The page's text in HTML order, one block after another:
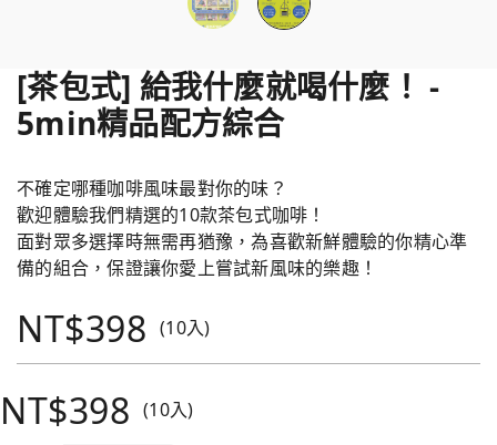
[茶包式] 給我什麼就喝什麼！ -
5min精品配方綜合
不確定哪種咖啡風味最對你的味？
歡迎體驗我們精選的10款茶包式咖啡！
面對眾多選擇時無需再猶豫，為喜歡新鮮體驗的你精心準
備的組合，保證讓你愛上嘗試新風味的樂趣！
NT$398 (10入)
NT$398 (10入)